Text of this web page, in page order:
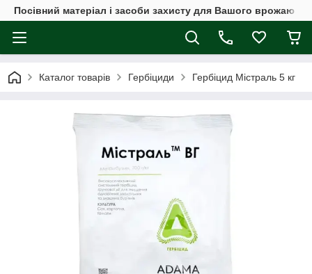
Посівний матеріал і засоби захисту для Вашого врожаю
Каталог товарів Гербіциди Гербіцид Містраль 5 кг